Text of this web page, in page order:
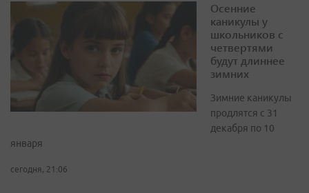
Осенние
каникулы у
школьников с
четвертями
будут длиннее
зимних
Зимние каникулы
продлятся с 31
декабря по 10
января
сегодня, 21:06